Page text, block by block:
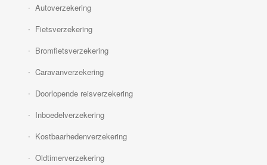
Autoverzekering
Fietsverzekering
Bromfietsverzekering
Caravanverzekering
Doorlopende reisverzekering
Inboedelverzekering
Kostbaarhedenverzekering
Oldtimerverzekering